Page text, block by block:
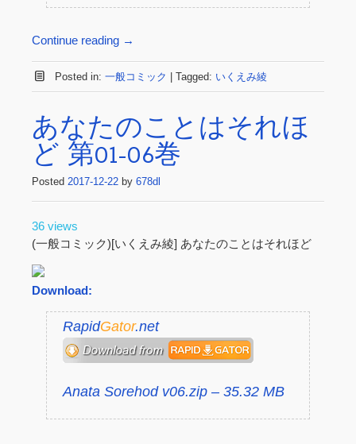
Continue reading →
Posted in: 一般コミック Tagged: いくえみ綾
あなたのことはそれほ
ど 第01-06巻
Posted 2017-12-22 by 678dl
36 views
(一般コミック)[いくえみ綾] あなたのことはそれほど
Download:
RapidGator.net
Anata Sorehod v06.zip – 35.32 MB